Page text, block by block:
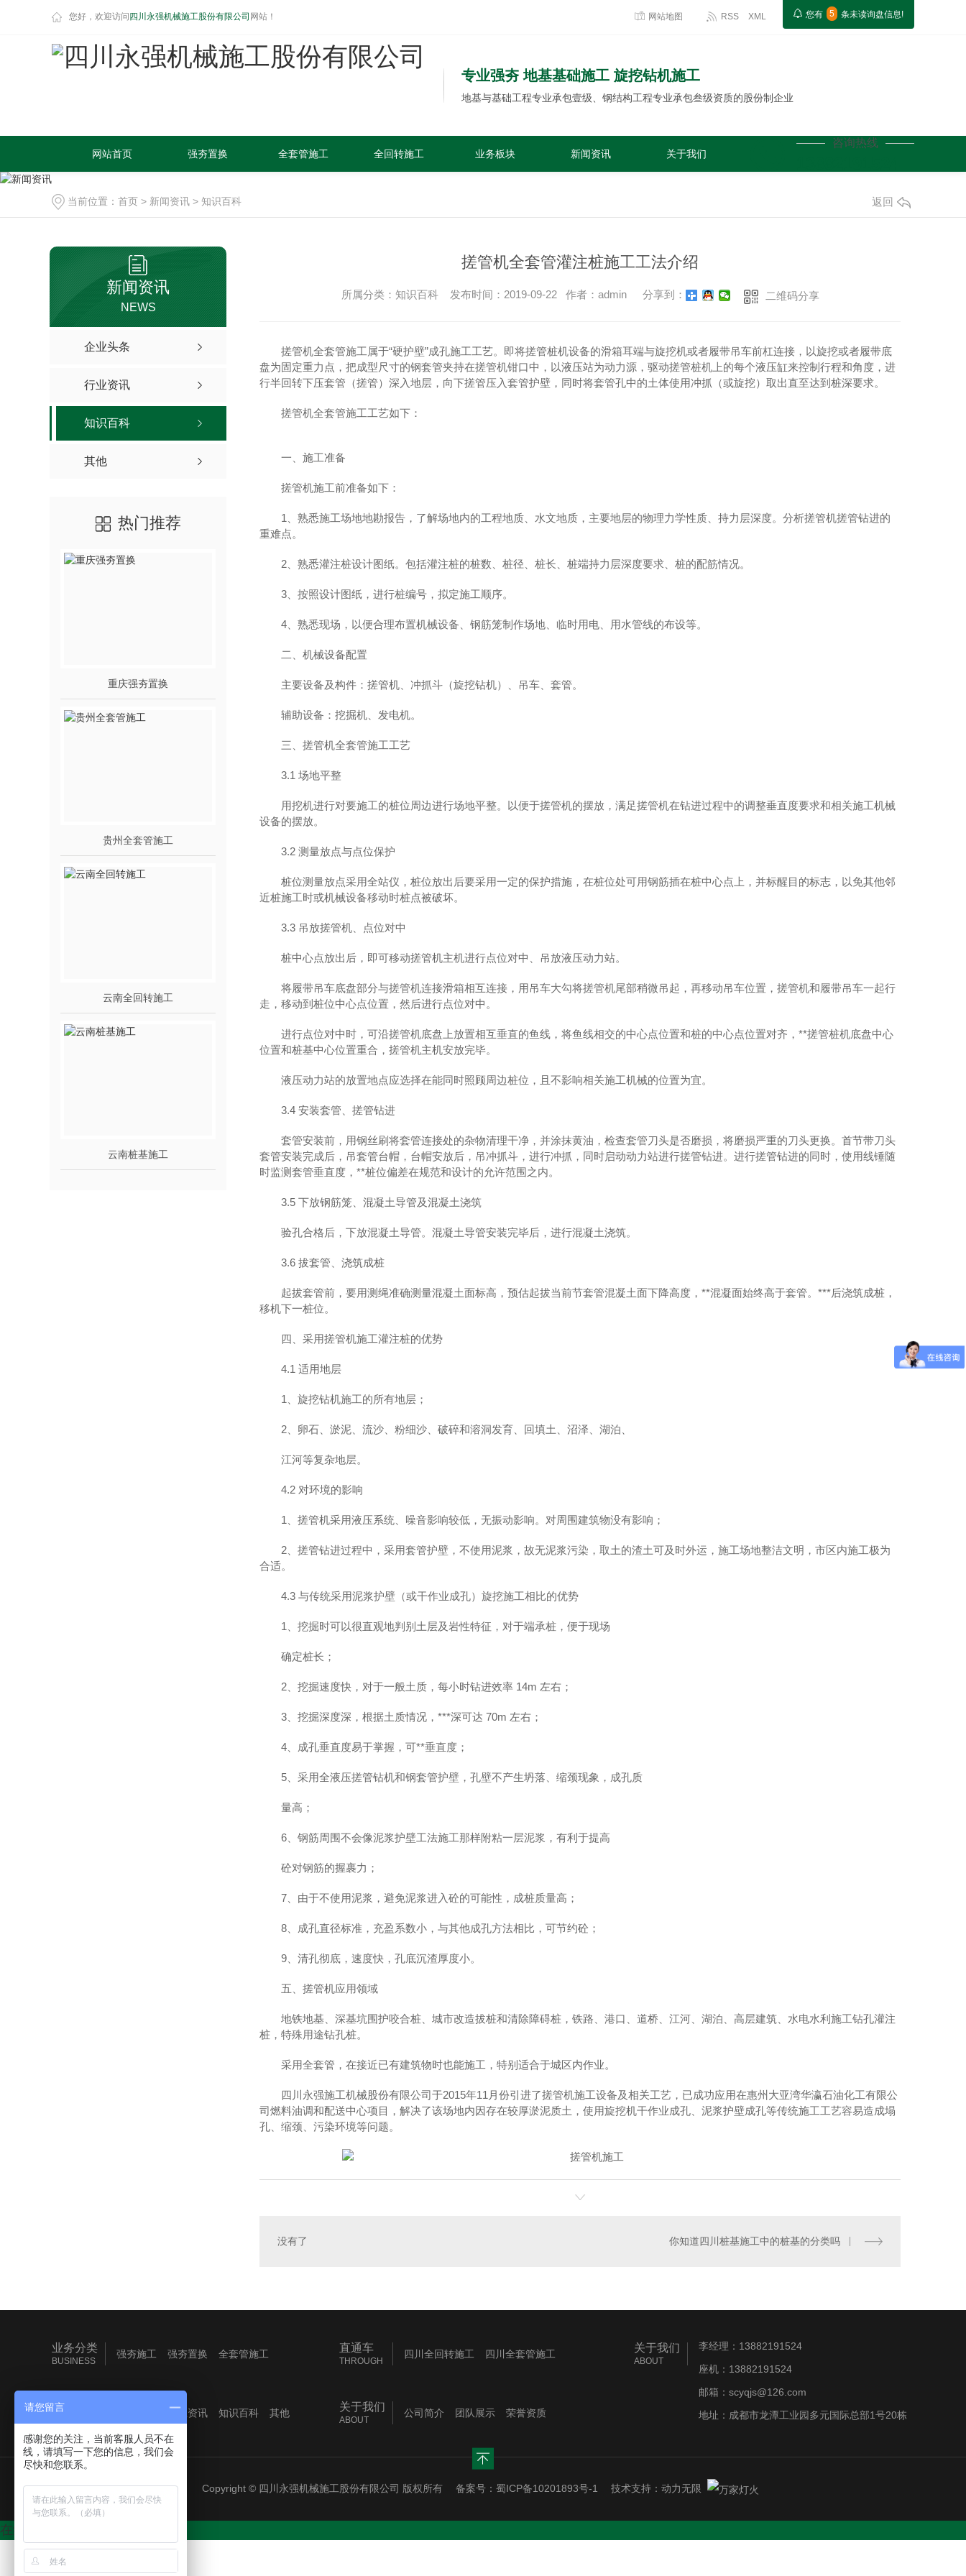
您好，欢迎访问 四川永强机械施工股份有限公司 网站！ 网站地图 RSS XML 您有 5 条未读询盘信息!
专业强夯 地基基础施工 旋挖钻机施工
地基与基础工程专业承包壹级、钢结构工程专业承包叁级资质的股份制企业
咨询热线
网站首页 强夯置换 全套管施工 全回转施工 业务板块 新闻资讯 关于我们
当前位置： 首页 > 新闻资讯 > 知识百科 返回
新闻资讯
NEWS
企业头条
行业资讯
知识百科
其他
热门推荐
重庆强夯置换
贵州全套管施工
云南全回转施工
云南桩基施工
搓管机全套管灌注桩施工工法介绍
所属分类：知识百科 发布时间：2019-09-22 作者：admin 分享到： 二维码分享
搓管机全套管施工属于“硬护壁”成孔施工工艺。即将搓管桩机设备的滑箱耳端与旋挖机或者履带吊车前杠连接，以旋挖或者履带底
盘为固定重力点，把成型尺寸的钢套管夹持在搓管机钳口中，以液压站为动力源，驱动搓管桩机上的每个液压缸来控制行程和角度，进
行半回转下压套管（搓管）深入地层，向下搓管压入套管护壁，同时将套管孔中的土体使用冲抓（或旋挖）取出直至达到桩深要求。
搓管机全套管施工工艺如下：
一、施工准备
搓管机施工前准备如下：
1、熟悉施工场地地勘报告，了解场地内的工程地质、水文地质，主要地层的物理力学性质、持力层深度。分析搓管机搓管钻进的
重难点。
2、熟悉灌注桩设计图纸。包括灌注桩的桩数、桩径、桩长、桩端持力层深度要求、桩的配筋情况。
3、按照设计图纸，进行桩编号，拟定施工顺序。
4、熟悉现场，以便合理布置机械设备、钢筋笼制作场地、临时用电、用水管线的布设等。
二、机械设备配置
主要设备及构件：搓管机、冲抓斗（旋挖钻机）、吊车、套管。
辅助设备：挖掘机、发电机。
三、搓管机全套管施工工艺
3.1 场地平整
用挖机进行对要施工的桩位周边进行场地平整。以便于搓管机的摆放，满足搓管机在钻进过程中的调整垂直度要求和相关施工机械
设备的摆放。
3.2 测量放点与点位保护
桩位测量放点采用全站仪，桩位放出后要采用一定的保护措施，在桩位处可用钢筋插在桩中心点上，并标醒目的标志，以免其他邻
近桩施工时或机械设备移动时桩点被破坏。
3.3 吊放搓管机、点位对中
桩中心点放出后，即可移动搓管机主机进行点位对中、吊放液压动力站。
将履带吊车底盘部分与搓管机连接滑箱相互连接，用吊车大勾将搓管机尾部稍微吊起，再移动吊车位置，搓管机和履带吊车一起行
走，移动到桩位中心点位置，然后进行点位对中。
进行点位对中时，可沿搓管机底盘上放置相互垂直的鱼线，将鱼线相交的中心点位置和桩的中心点位置对齐，**搓管桩机底盘中心
位置和桩基中心位置重合，搓管机主机安放完毕。
液压动力站的放置地点应选择在能同时照顾周边桩位，且不影响相关施工机械的位置为宜。
3.4 安装套管、搓管钻进
套管安装前，用钢丝刷将套管连接处的杂物清理干净，并涂抹黄油，检查套管刀头是否磨损，将磨损严重的刀头更换。首节带刀头
套管安装完成后，吊套管台帽，台帽安放后，吊冲抓斗，进行冲抓，同时启动动力站进行搓管钻进。进行搓管钻进的同时，使用线锤随
时监测套管垂直度，**桩位偏差在规范和设计的允许范围之内。
3.5 下放钢筋笼、混凝土导管及混凝土浇筑
验孔合格后，下放混凝土导管。混凝土导管安装完毕后，进行混凝土浇筑。
3.6 拔套管、浇筑成桩
起拔套管前，要用测绳准确测量混凝土面标高，预估起拔当前节套管混凝土面下降高度，**混凝面始终高于套管。***后浇筑成桩，
移机下一桩位。
四、采用搓管机施工灌注桩的优势
4.1 适用地层
1、旋挖钻机施工的所有地层；
2、卵石、淤泥、流沙、粉细沙、破碎和溶洞发育、回填土、沼泽、湖泊、
江河等复杂地层。
4.2 对环境的影响
1、搓管机采用液压系统、噪音影响较低，无振动影响。对周围建筑物没有影响；
2、搓管钻进过程中，采用套管护壁，不使用泥浆，故无泥浆污染，取土的渣土可及时外运，施工场地整洁文明，市区内施工极为
合适。
4.3 与传统采用泥浆护壁（或干作业成孔）旋挖施工相比的优势
1、挖掘时可以很直观地判别土层及岩性特征，对于端承桩，便于现场
确定桩长；
2、挖掘速度快，对于一般土质，每小时钻进效率 14m 左右；
3、挖掘深度深，根据土质情况，***深可达 70m 左右；
4、成孔垂直度易于掌握，可**垂直度；
5、采用全液压搓管钻机和钢套管护壁，孔壁不产生坍落、缩颈现象，成孔质
量高；
6、钢筋周围不会像泥浆护壁工法施工那样附粘一层泥浆，有利于提高
砼对钢筋的握裹力；
7、由于不使用泥浆，避免泥浆进入砼的可能性，成桩质量高；
8、成孔直径标准，充盈系数小，与其他成孔方法相比，可节约砼；
9、清孔彻底，速度快，孔底沉渣厚度小。
五、搓管机应用领域
地铁地基、深基坑围护咬合桩、城市改造拔桩和清除障碍桩，铁路、港口、道桥、江河、湖泊、高层建筑、水电水利施工钻孔灌注
桩，特殊用途钻孔桩。
采用全套管，在接近已有建筑物时也能施工，特别适合于城区内作业。
四川永强施工机械股份有限公司于2015年11月份引进了搓管机施工设备及相关工艺，已成功应用在惠州大亚湾华瀛石油化工有限公
司燃料油调和配送中心项目，解决了该场地内因存在较厚淤泥质土，使用旋挖机干作业成孔、泥浆护壁成孔等传统施工工艺容易造成塌
孔、缩颈、污染环境等问题。
没有了 你知道四川桩基施工中的桩基的分类吗
业务分类
BUSINESS
强夯施工 强夯置换
全套管施工
直通车
THROUGH
四川全回转施工
四川全套管施工
新闻资讯 行业资讯 知识百科 其他 关于我们
ABOUT
公司简介 团队展示 荣誉资质
关于我们
ABOUT
李经理：13882191524
座机：13882191524
邮箱：scyqjs@126.com
地址：成都市龙潭工业园多元国际总部1号20栋
Copyright © 四川永强机械施工股份有限公司 版权所有 备案号： 蜀ICP备10201893号-1 技术支持： 动力无限
在线客服
请您留言
感谢您的关注，当前客服人员不在
线，请填写一下您的信息，我们会
尽快和您联系。